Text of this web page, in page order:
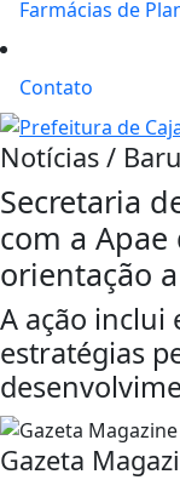
Farmácias de
Contato
Notícias /
Secretaria
com a
orientação
A ação inclui
estratégias
Gazeta